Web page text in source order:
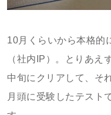
10月くらいから本格的
（社内IP）。とりあえ
中旬にクリアして、そ
月頭に受験したテスト